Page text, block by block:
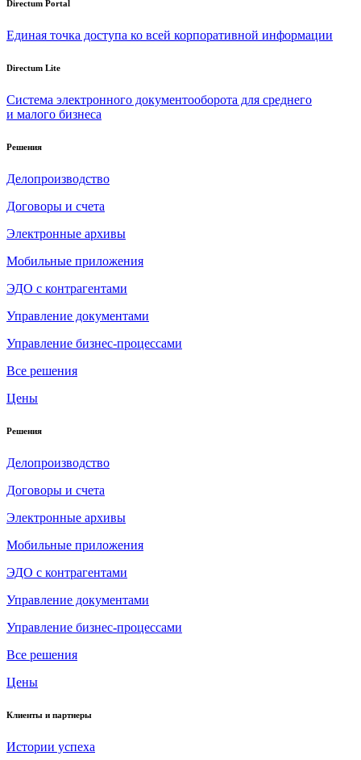
Directum Portal
Единая точка доступа ко всей корпоративной информации
Directum Lite
Система электронного документооборота для среднего
и малого бизнеса
Решения
Делопроизводство
Договоры и счета
Электронные архивы
Мобильные приложения
ЭДО с контрагентами
Управление документами
Управление бизнес-процессами
Все решения
Цены
Решения
Делопроизводство
Договоры и счета
Электронные архивы
Мобильные приложения
ЭДО с контрагентами
Управление документами
Управление бизнес-процессами
Все решения
Цены
Клиенты и партнеры
Истории успеха